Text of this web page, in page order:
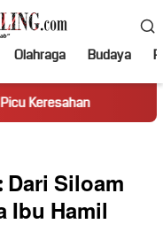
Olahraga Budaya
Truk Miring Hambat
Dari Siloam
Ibu Hamil